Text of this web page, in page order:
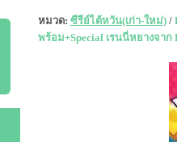
หมวด: ซีรีย์ไต้หวัน(เก่า-ใหม่) /
พร้อม+Special เรนนี่หยางจาก